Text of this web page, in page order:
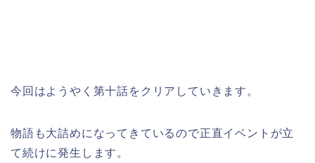
今回はようやく第十話をクリアしていきます。
物語も大詰めになってきているので正直イベントが立
て続けに発生します。